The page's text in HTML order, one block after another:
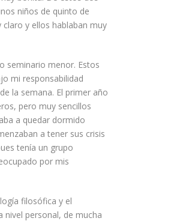
niños de quinto de
y ellos hablaban muy
seminario menor. Estos
mi responsabilidad
la semana. El primer año
, pero muy sencillos
a quedar dormido
a tener sus crisis
tenía un grupo
por mis
filosófica y el
nivel personal, de mucha